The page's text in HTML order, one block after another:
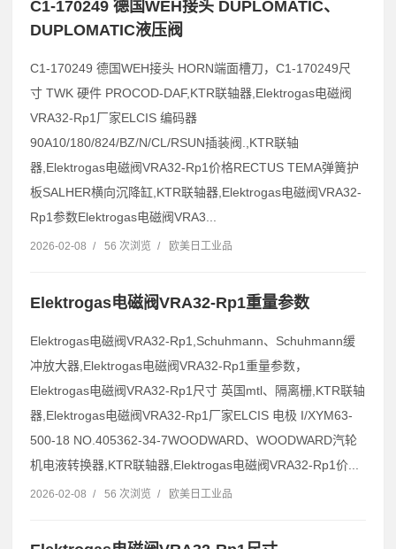
C1-170249 德国WEH接头 DUPLOMATIC、
DUPLOMATIC液压阀
C1-170249 德国WEH接头 HORN端面槽刀，C1-170249尺
寸 TWK 硬件 PROCOD-DAF,KTR联轴器,Elektrogas电磁阀
VRA32-Rp1厂家ELCIS 编码器
90A10/180/824/BZ/N/CL/RSUN插装阀.,KTR联轴
器,Elektrogas电磁阀VRA32-Rp1价格RECTUS TEMA弹簧护
板SALHER横向沉降缸,KTR联轴器,Elektrogas电磁阀VRA32-
Rp1参数Elektrogas电磁阀VRA3...
2026-02-08 / 56 次浏览 / 欧美日工业品
Elektrogas电磁阀VRA32-Rp1重量参数
Elektrogas电磁阀VRA32-Rp1,Schuhmann、Schuhmann缓
冲放大器,Elektrogas电磁阀VRA32-Rp1重量参数，
Elektrogas电磁阀VRA32-Rp1尺寸 英国mtl、隔离栅,KTR联轴
器,Elektrogas电磁阀VRA32-Rp1厂家ELCIS 电极 I/XYM63-
500-18 NO.405362-34-7WOODWARD、WOODWARD汽轮
机电液转换器,KTR联轴器,Elektrogas电磁阀VRA32-Rp1价...
2026-02-08 / 56 次浏览 / 欧美日工业品